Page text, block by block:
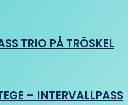
TRIO PÅ TRÖSKEL
– INTERVALLPASS